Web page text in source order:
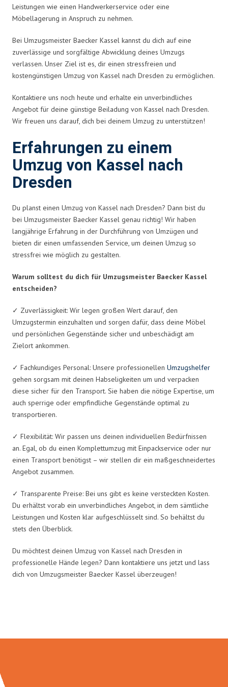
Leistungen wie einen Handwerkerservice oder eine
Möbellagerung in Anspruch zu nehmen.
Bei Umzugsmeister Baecker Kassel kannst du dich auf eine
zuverlässige und sorgfältige Abwicklung deines Umzugs
verlassen. Unser Ziel ist es, dir einen stressfreien und
kostengünstigen Umzug von Kassel nach Dresden zu ermöglichen.
Kontaktiere uns noch heute und erhalte ein unverbindliches
Angebot für deine günstige Beiladung von Kassel nach Dresden.
Wir freuen uns darauf, dich bei deinem Umzug zu unterstützen!
Erfahrungen zu einem
Umzug von Kassel nach
Dresden
Du planst einen Umzug von Kassel nach Dresden? Dann bist du
bei Umzugsmeister Baecker Kassel genau richtig! Wir haben
langjährige Erfahrung in der Durchführung von Umzügen und
bieten dir einen umfassenden Service, um deinen Umzug so
stressfrei wie möglich zu gestalten.
Warum solltest du dich für Umzugsmeister Baecker Kassel
entscheiden?
✓ Zuverlässigkeit: Wir legen großen Wert darauf, den
Umzugstermin einzuhalten und sorgen dafür, dass deine Möbel
und persönlichen Gegenstände sicher und unbeschädigt am
Zielort ankommen.
✓ Fachkundiges Personal: Unsere professionellen Umzugshelfer
gehen sorgsam mit deinen Habseligkeiten um und verpacken
diese sicher für den Transport. Sie haben die nötige Expertise, um
auch sperrige oder empfindliche Gegenstände optimal zu
transportieren.
✓ Flexibilität: Wir passen uns deinen individuellen Bedürfnissen
an. Egal, ob du einen Komplettumzug mit Einpackservice oder nur
einen Transport benötigst – wir stellen dir ein maßgeschneidertes
Angebot zusammen.
✓ Transparente Preise: Bei uns gibt es keine versteckten Kosten.
Du erhältst vorab ein unverbindliches Angebot, in dem sämtliche
Leistungen und Kosten klar aufgeschlüsselt sind. So behältst du
stets den Überblick.
Du möchtest deinen Umzug von Kassel nach Dresden in
professionelle Hände legen? Dann kontaktiere uns jetzt und lass
dich von Umzugsmeister Baecker Kassel überzeugen!